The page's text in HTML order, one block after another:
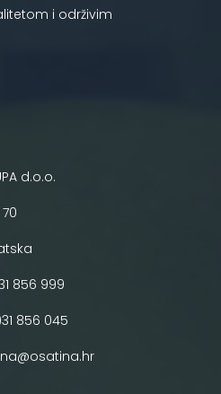
i održivim
d.o.o.
856 999
856 045